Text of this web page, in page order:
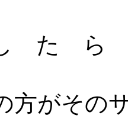
た ら
方がその